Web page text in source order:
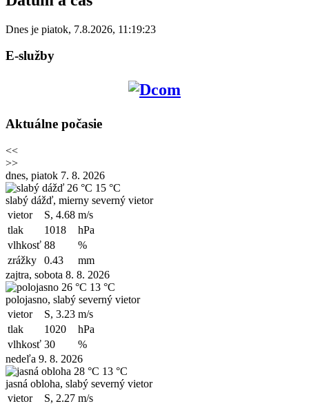
Dnes je piatok, 7.8.2026, 11:19:23
E-služby
Aktuálne počasie
<<
>>
dnes, piatok 7. 8. 2026
26 °C 15 °C
slabý dážď, mierny severný vietor
vietor
S, 4.68 m/s
tlak
1018
hPa
vlhkosť 88
%
zrážky
0.43
mm
zajtra, sobota 8. 8. 2026
26 °C 13 °C
polojasno, slabý severný vietor
vietor
S, 3.23 m/s
tlak
1020
hPa
vlhkosť 30
%
nedeľa 9. 8. 2026
28 °C 13 °C
jasná obloha, slabý severný vietor
vietor
S, 2.27 m/s